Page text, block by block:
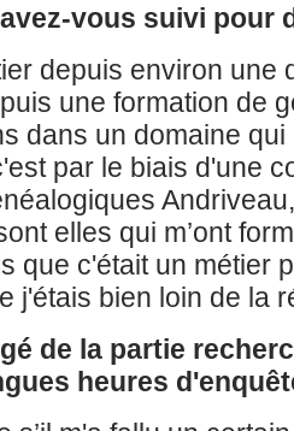
vous suivi pour
depuis environ une
une formation de
dans un domaine
par le biais d'une
elles qui m’ont
que c'était un métier
j'étais bien loin de la
de la partie
heures